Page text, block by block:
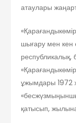
атаулары
шығару мен кен
республикалық,
ұжымдары 1972
қатысып,